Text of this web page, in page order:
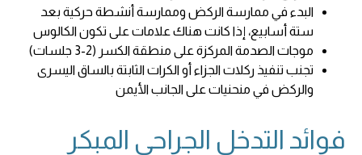
البدء في ممارسة الركض وممارسة أنشطة حركية بعد
ستة أسابيع، إذا كانت هناك علامات على تكون الكالوس
موجات الصدمة المركزة على منطقة الكسر (2-3 جلسات)
تجنب تنفيذ ركلات الجزاء أو الكرات الثابتة بالساق اليسرى
والركض في منحنيات على الجانب الأيمن
فوائد التدخل الجراحي المبكر